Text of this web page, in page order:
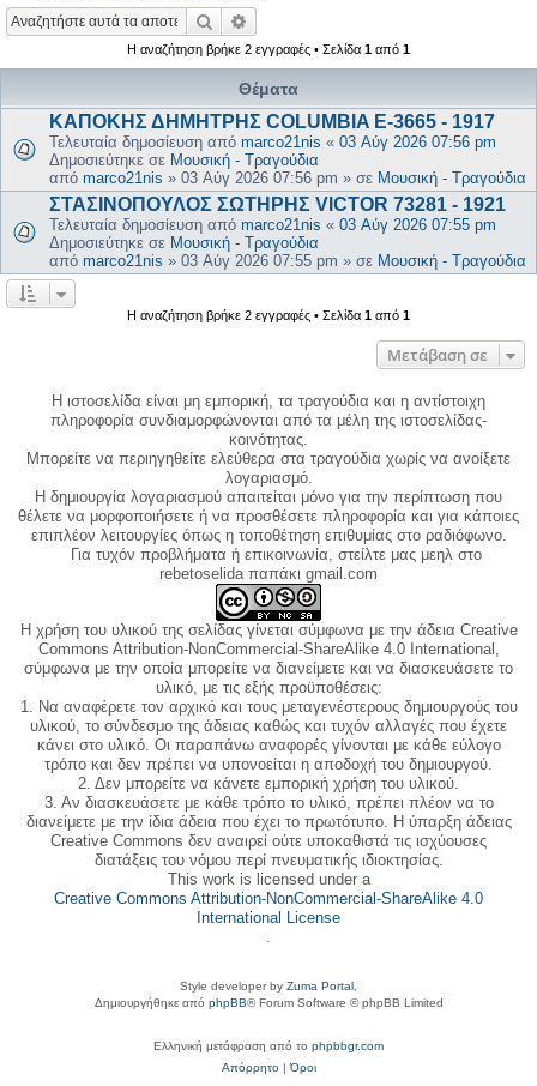
Αναζήτηση
Η αναζήτηση βρήκε 2 εγγραφές • Σελίδα 1 από 1
Θέματα
ΚΑΠΟΚΗΣ ΔΗΜΗΤΡΗΣ COLUMBIA E-3665 - 1917
Τελευταία δημοσίευση από marco21nis « 03 Αύγ 2026 07:56 pm
Δημοσιεύτηκε σε Μουσική - Τραγούδια
από marco21nis » 03 Αύγ 2026 07:56 pm » σε Μουσική - Τραγούδια
ΣΤΑΣΙΝΟΠΟΥΛΟΣ ΣΩΤΗΡΗΣ VICTOR 73281 - 1921
Τελευταία δημοσίευση από marco21nis « 03 Αύγ 2026 07:55 pm
Δημοσιεύτηκε σε Μουσική - Τραγούδια
από marco21nis » 03 Αύγ 2026 07:55 pm » σε Μουσική - Τραγούδια
Η αναζήτηση βρήκε 2 εγγραφές • Σελίδα 1 από 1
Μετάβαση σε
Η ιστοσελίδα είναι μη εμπορική, τα τραγούδια και η αντίστοιχη
πληροφορία συνδιαμορφώνονται από τα μέλη της ιστοσελίδας-
κοινότητας.
Μπορείτε να περιηγηθείτε ελεύθερα στα τραγούδια χωρίς να ανοίξετε
λογαριασμό.
Η δημιουργία λογαριασμού απαιτείται μόνο για την περίπτωση που
θέλετε να μορφοποιήσετε ή να προσθέσετε πληροφορία και για κάποιες
επιπλέον λειτουργίες όπως η τοποθέτηση επιθυμίας στο ραδιόφωνο.
Για τυχόν προβλήματα ή επικοινωνία, στείλτε μας μεηλ στο
rebetoselida παπάκι gmail.com
Η χρήση του υλικού της σελίδας γίνεται σύμφωνα με την άδεια Creative
Commons Attribution-NonCommercial-ShareAlike 4.0 International,
σύμφωνα με την οποία μπορείτε να διανείμετε και να διασκευάσετε το
υλικό, με τις εξής προϋποθέσεις:
1. Να αναφέρετε τον αρχικό και τους μεταγενέστερους δημιουργούς του
υλικού, το σύνδεσμο της άδειας καθώς και τυχόν αλλαγές που έχετε
κάνει στο υλικό. Οι παραπάνω αναφορές γίνονται με κάθε εύλογο
τρόπο και δεν πρέπει να υπονοείται η αποδοχή του δημιουργού.
2. Δεν μπορείτε να κάνετε εμπορική χρήση του υλικού.
3. Αν διασκευάσετε με κάθε τρόπο το υλικό, πρέπει πλέον να το
διανείμετε με την ίδια άδεια που έχει το πρωτότυπο. Η ύπαρξη άδειας
Creative Commons δεν αναιρεί ούτε υποκαθιστά τις ισχύουσες
διατάξεις του νόμου περί πνευματικής ιδιοκτησίας.
This work is licensed under a
Creative Commons Attribution-NonCommercial-ShareAlike 4.0
International License
.
Style developer by Zuma Portal
Δημιουργήθηκε από phpBB® Forum Software © phpBB Limited
Ελληνική μετάφραση από το phpbbgr.com
Απόρρητο|Όροι